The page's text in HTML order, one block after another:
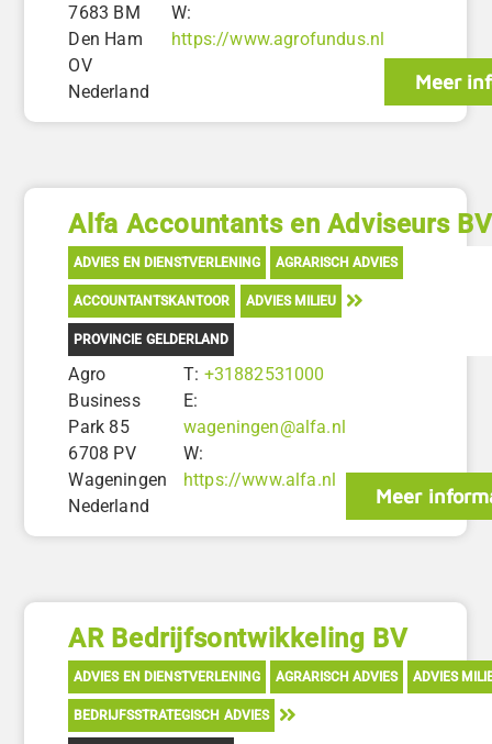
7683 BM
Den Ham
OV
Nederland
W:
https://www.agrofundus.nl
Meer
Alfa Accountants en Adviseurs BV
ADVIES EN DIENSTVERLENING AGRARISCH ADVIES
ACCOUNTANTSKANTOOR ADVIES MILIEU
PROVINCIE GELDERLAND
Agro
Business
Park 85
6708 PV
Wageningen
Nederland
T: +31882531000
E:
wageningen@alfa.nl
W:
https://www.alfa.nl
Meer
AR Bedrijfsontwikkeling BV
ADVIES EN DIENSTVERLENING AGRARISCH ADVIES ADVIES
BEDRIJFSSTRATEGISCH ADVIES